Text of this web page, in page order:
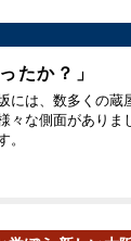
たか？」
には、数多くの
々な側面がありま
。